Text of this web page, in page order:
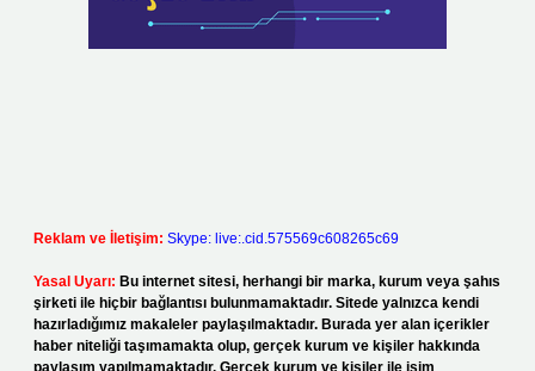
Reklam ve İletişim: Skype: live:.cid.575569c608265c69
Yasal Uyarı: Bu internet sitesi, herhangi bir marka, kurum veya şahıs
şirketi ile hiçbir bağlantısı bulunmamaktadır. Sitede yalnızca kendi
hazırladığımız makaleler paylaşılmaktadır. Burada yer alan içerikler
haber niteliği taşımamakta olup, gerçek kurum ve kişiler hakkında
paylaşım yapılmamaktadır. Gerçek kurum ve kişiler ile isim